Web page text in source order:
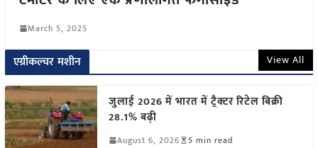
March 5, 2025
एग्रीकल्चर मशीन View All
जुलाई 2026 में भारत में ट्रैक्टर रिटेल बिक्री
28.1% बढ़ी
August 6, 2026 5 min read